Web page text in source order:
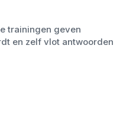
trainingen geven
en zelf vlot antwoorden